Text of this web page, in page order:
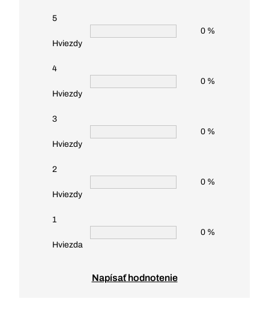
5
Hviezdy
0 %
4
Hviezdy
0 %
3
Hviezdy
0 %
2
Hviezdy
0 %
1
Hviezda
0 %
Napísať hodnotenie